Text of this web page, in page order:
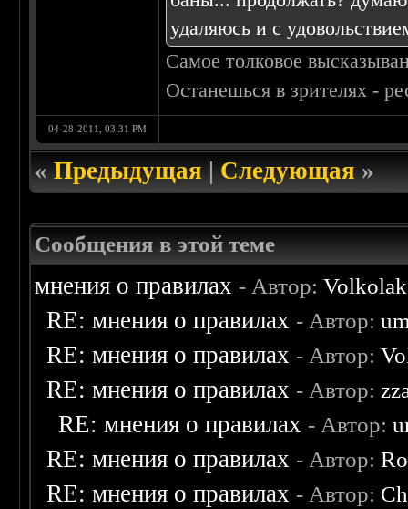
удаляюсь и с
Самое толковое
Останешься в зрителях -
04-28-2011, 03:31 PM
«Предыдущая|Следующая»
Сообщения в этой теме
мнения о правилах - Автор:Volkolak
RE: мнения о правилах - Автор:
RE: мнения о правилах - Автор:
RE: мнения о правилах - Автор:
RE: мнения о правилах - Автор:
RE: мнения о правилах - Автор:
RE: мнения о правилах - Автор: